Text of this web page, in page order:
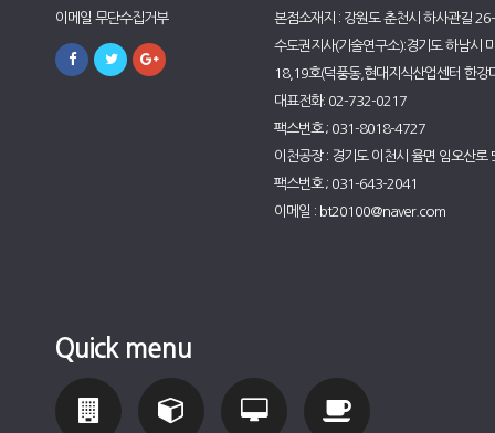
이메일 무단수집거부
본점소재지 : 강원도 춘천시 하사관길
수도권지사(기술연구소):경기도 하남시
18,19호(덕풍동,현대지식산업센터 한강
대표전화: 02-732-0217
팩스번호 ; 031-8018-4727
이천공장 : 경기도 이천시 율면 임오산로
팩스번호 ; 031-643-2041
이메일 : bt20100@naver.com
Quick menu